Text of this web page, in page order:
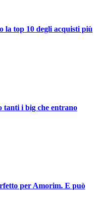
la top 10 degli acquisti più
tanti i big che entrano
per Amorim. E può